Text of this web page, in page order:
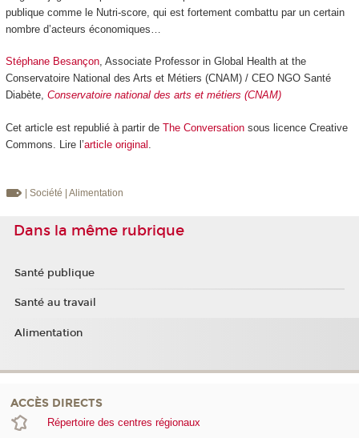
publique comme le Nutri-score, qui est fortement combattu par un certain
nombre d’acteurs économiques…
Stéphane Besançon, Associate Professor in Global Health at the
Conservatoire National des Arts et Métiers (CNAM) / CEO NGO Santé
Diabète, Conservatoire national des arts et métiers (CNAM)
Cet article est republié à partir de The Conversationsous licence Creative
Commons. Lire l’article original
| Société | Alimentation
Dans la même rubrique
Santé publique
Santé au travail
Alimentation
ACCÈS DIRECTS
Répertoire des centres régionaux